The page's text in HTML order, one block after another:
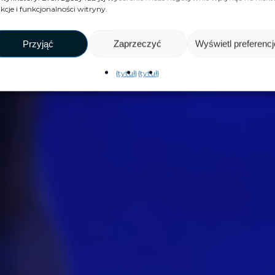
i funkcjonalności witryny.
Przyjąć Zaprzeczyć Wyświetl
{tytuł}{tytuł}